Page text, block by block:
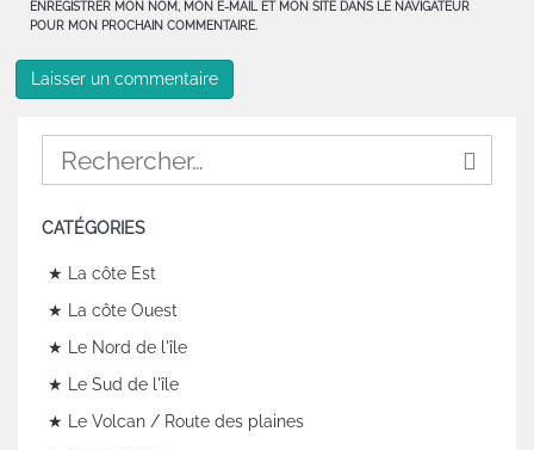
ENREGISTRER MON NOM, MON E-MAIL ET MON SITE DANS LE NAVIGATEUR
POUR MON PROCHAIN COMMENTAIRE.
CATÉGORIES
★ La côte Est
★ La côte Ouest
★ Le Nord de l'île
★ Le Sud de l'île
★ Le Volcan / Route des plaines